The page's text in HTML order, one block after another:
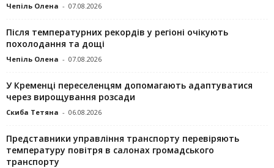
Чепіль Олена - 07.08.2026
Після температурних рекордів у регіоні очікують
похолодання та дощі
Чепіль Олена - 07.08.2026
У Кременці переселенцям допомагають адаптуватися
через вирощування розсади
Скиба Тетяна - 06.08.2026
Представники управління транспорту перевіряють
температуру повітря в салонах громадського
транспорту